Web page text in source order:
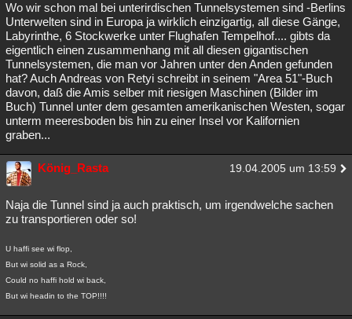
Wo wir schon mal bei unterirdischen Tunnelsystemen sind -Berlins
Unterwelten sind in Europa ja wirklich einzigartig, all diese Gänge,
Labyrinthe, 6 Stockwerke unter Flughafen Tempelhof.... gibts da
eigentlich einen zusammenhang mit all diesen gigantischen
Tunnelsystemen, die man vor Jahren unter den Anden gefunden
hat? Auch Andreas von Retyi schreibt in seinem "Area 51"-Buch
davon, daß die Amis selber mit riesigen Maschinen (Bilder im
Buch) Tunnel unter dem gesamten amerikanischen Westen, sogar
unterm meeresboden bis hin zu einer Insel vor Kalifornien
graben...
König_Rasta 19.04.2005 um 13:59
Naja die Tunnel sind ja auch praktisch, um irgendwelche sachen
zu transportieren oder so!
U haffi see wi flop,
But wi solid as a Rock,
Could no haffi hold wi back,
But wi headin to the TOP!!!!